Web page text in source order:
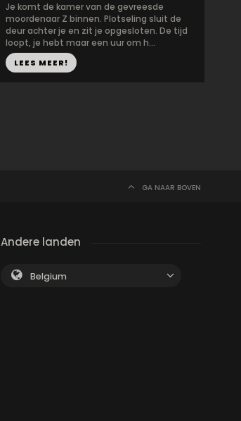
Je komt de kamer van de gevreesde
moordenaar Z binnen. Plotseling sluit de
deur achter je en zit je opgesloten. De tijd
loopt, je hebt maar een uur om h...
LEES MEER!
GA NAAR BOVEN
Andere landen
Belgium